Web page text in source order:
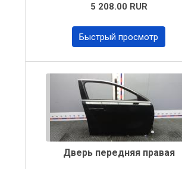
5 208.00 RUR
Быстрый просмотр
Дверь передняя правая